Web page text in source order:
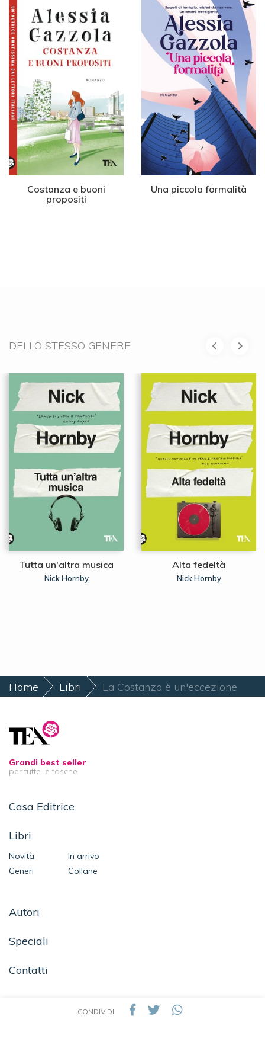
Costanza e buoni
propositi
Una piccola formalità
DELLO STESSO GENERE
Tutta un'altra musica
Nick Hornby
Alta fedeltà
Nick Hornby
CONDIVIDI
Home Libri La Costanza è un'eccezione
Grandi best seller
per tutte le tasche
Casa Editrice
Libri
Novità
In arrivo
Generi
Collane
Autori
Speciali
Contatti